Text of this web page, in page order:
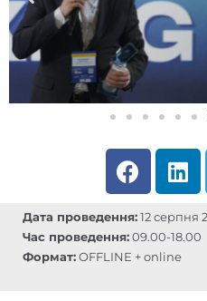
F
a
e
b
L
i
k
e
Дата проведення: 12 серпня
Час проведення: 09.00-18.00
Формат: OFFLINE + online